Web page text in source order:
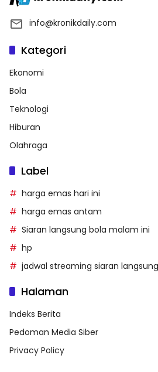
info@kronikdaily.com
Kategori
Ekonomi
Bola
Teknologi
Hiburan
Olahraga
Label
harga emas hari ini
harga emas antam
Siaran langsung bola malam ini
hp
jadwal streaming siaran
Halaman
Indeks Berita
Pedoman Media Siber
Privacy Policy